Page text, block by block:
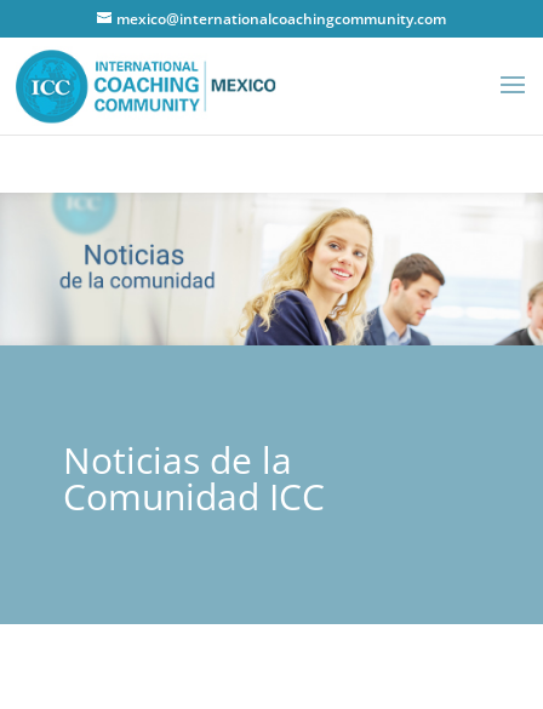
mexico@internationalcoachingcommunity.com
Noticias de la
Comunidad ICC